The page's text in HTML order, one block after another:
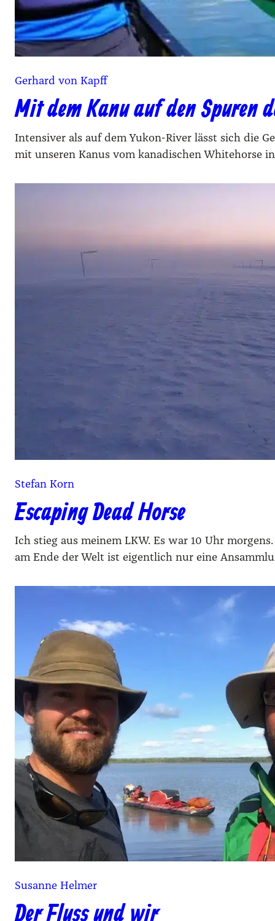
Gerhard von Kapff
Mit dem Kanu auf den Spuren
Intensiver als auf dem Yukon-River lässt sich die
mit unseren Kanus vom kanadischen Whitehorse
Stefan Korn
Escaping Dead Horse
Ich stieg aus mei­nem LKW. Es war 10 Uhr
am Ende der Welt ist eigent­lich nur eine
Susanne Helmer